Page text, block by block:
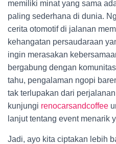
memiliki minat yang sama
paling sederhana di dunia.
cerita otomotif di jalanan
kehangatan persaudaraan
ingin merasakan
bergabung dengan
tahu, pengalaman ngopi
tak terlupakan dari
kunjungi renocarsandcoffee
lanjut tentang event menarik
Jadi, ayo kita ciptakan lebih